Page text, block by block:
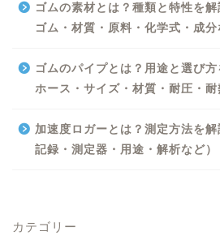
ゴムの素材とは？種類と特性を
ゴム・材質・原料・化学式・成分
ゴムのパイプとは？用途と選び方
ホース・サイズ・材質・耐圧・耐
加速度ロガーとは？測定方法を解
記録・測定器・用途・解析など）
カテゴリー